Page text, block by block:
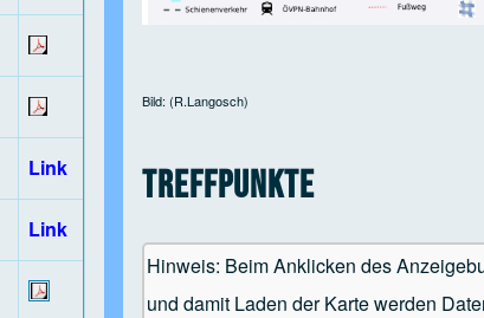
Link
Link
Bild: (R.Langosch)
Treffpunkte
Hinweis: Beim Anklicken des
und damit Laden der Karte werden